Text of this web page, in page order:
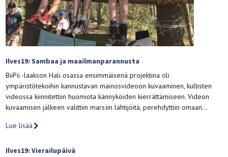
Ilves19: Sambaa ja maailmanparannusta
BiiPii -laakson Hali osassa ensimmäisenä projektina oli
ympäristötekoihin kannustavan mainosvideoon kuvaaminen, kultisten
videossa kiinnitettiin huomiota kännyköiden kierrättämiseen. Videon
kuvaamisen jälkeen valittiin mars:iin lähtijöitä, perehdyttiin omaan…
Lue lisää
Ilves19: Vierailupäivä